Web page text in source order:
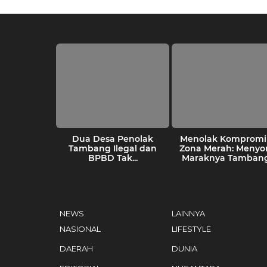
Dua Desa Penolak
Tambang Ilegal dan
BPBD Tak...
Menolak
Zona Merah:
Maraknya
NEWS
NASIONAL
DAERAH
LAINNYA
LIFESTYLE
DUNIA